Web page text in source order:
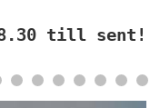
till sent!